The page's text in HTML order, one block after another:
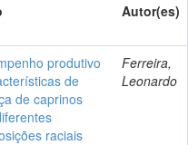
Autor(es)
produtivo
de
de caprinos
raciais
Ferreira,
Leonardo